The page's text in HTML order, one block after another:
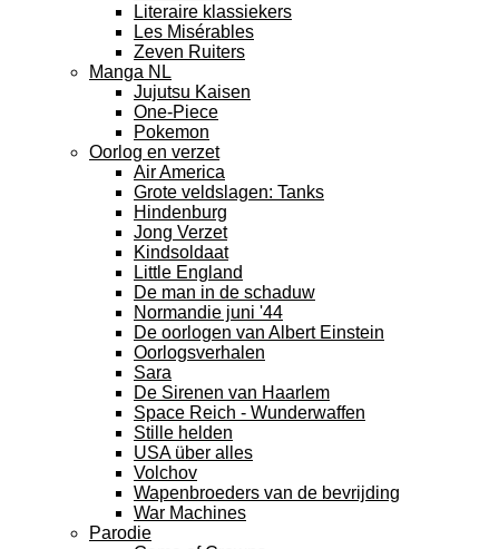
Literaire klassiekers
Les Misérables
Zeven Ruiters
Manga NL
Jujutsu Kaisen
One-Piece
Pokemon
Oorlog en verzet
Air America
Grote veldslagen: Tanks
Hindenburg
Jong Verzet
Kindsoldaat
Little England
De man in de schaduw
Normandie juni '44
De oorlogen van Albert Einstein
Oorlogsverhalen
Sara
De Sirenen van Haarlem
Space Reich - Wunderwaffen
Stille helden
USA über alles
Volchov
Wapenbroeders van de bevrijding
War Machines
Parodie